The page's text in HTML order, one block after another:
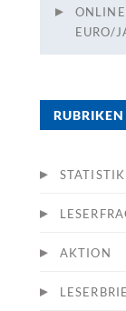
EURO/
RUBRIKEN
AKTION